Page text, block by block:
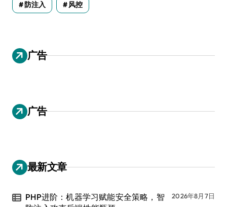
防注入 风控
广告
广告
最新文章
PHP进阶：机器学习赋能安全策略，智
2026年8月7日